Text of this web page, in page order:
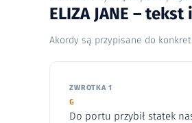
ELIZA JANE –
Akordy są przypisane do
ZWROTKA 1
G
Do portu przybił statek